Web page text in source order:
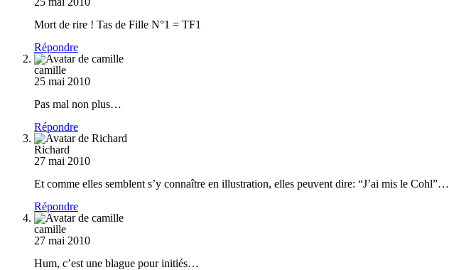
Mort de rire ! Tas de Fille N°1 = TF1
Répondre
camille
25 mai 2010
Pas mal non plus…
Répondre
Richard
27 mai 2010
Et comme elles semblent s’y connaître en illustration, elles peuvent dire: “J’ai mis le Cohl”…
Répondre
camille
27 mai 2010
Hum, c’est une blague pour initiés…